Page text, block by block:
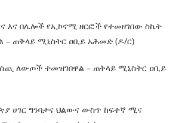
እና በሌሎች የኢኮኖሚ ዘርፎች የተመዘገበው ስኬት
– ጠቅላይ ሚኒስትር ዐቢይ አሕመድ (ዶ/ር)
ሰጪ ለውጦች ተመዝገበዋል – ጠቅላይ ሚኒስትር ዐቢይ
ሀገር ግንባታና ህልውና ውስጥ ከፍተኛ ሚና